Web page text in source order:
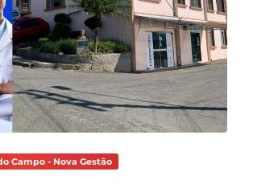
Campo - Nova Gestão